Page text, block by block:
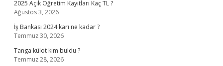
2025 Açık Öğretim Kayıtları Kaç TL ?
Ağustos 3, 2026
İş Bankası 2024 karı ne kadar ?
Temmuz 30, 2026
Tanga külot kim buldu ?
Temmuz 28, 2026